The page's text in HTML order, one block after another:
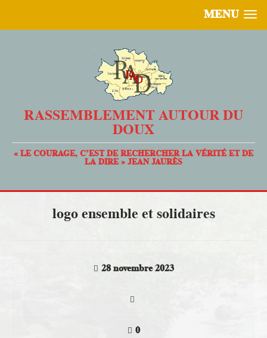
MENU
RASSEMBLEMENT AUTOUR DU
DOUX
« LE COURAGE, C’EST DE RECHERCHER LA VÉRITÉ ET DE
LA DIRE » JEAN JAURÈS
logo ensemble et solidaires
28 novembre 2023
0